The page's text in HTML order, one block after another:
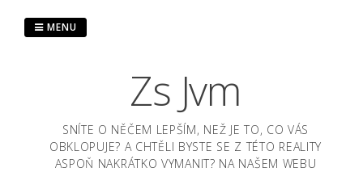
Zs Jvm
SNÍTE O NĚČEM LEPŠÍM, NEŽ JE TO, CO VÁS
OBKLOPUJE? A CHTĚLI BYSTE SE Z TÉTO REALITY
ASPOŇ NAKRÁTKO VYMANIT? NA NAŠEM WEBU
MENU